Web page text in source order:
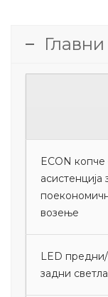
ECON копче
асистенција
возење
LED предни/
задни светла